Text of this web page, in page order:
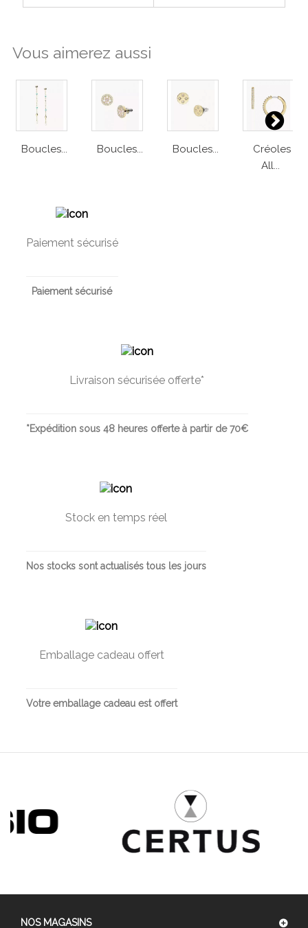
Vous aimerez aussi
Boucles... Boucles... Boucles...
Créoles
All...
Paiement sécurisé
Paiement sécurisé
Livraison sécurisée offerte*
*Expédition sous 48 heures offerte à partir de 70€
Stock en temps réel
Nos stocks sont actualisés tous les jours
Emballage cadeau offert
Votre emballage cadeau est offert
NOS MAGASINS